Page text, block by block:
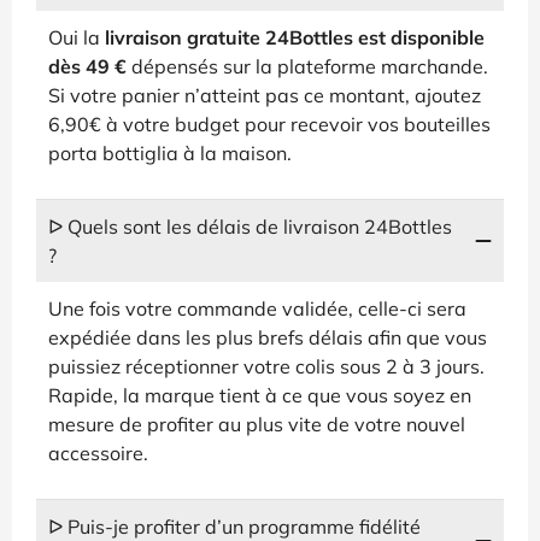
Oui la livraison gratuite 24Bottles est disponible
dès 49 € dépensés sur la plateforme marchande.
Si votre panier n’atteint pas ce montant, ajoutez
6,90€ à votre budget pour recevoir vos bouteilles
porta bottiglia à la maison.
ᐅ Quels sont les délais de livraison 24Bottles
?
Une fois votre commande validée, celle-ci sera
expédiée dans les plus brefs délais afin que vous
puissiez réceptionner votre colis sous 2 à 3 jours.
Rapide, la marque tient à ce que vous soyez en
mesure de profiter au plus vite de votre nouvel
accessoire.
ᐅ Puis-je profiter d’un programme fidélité